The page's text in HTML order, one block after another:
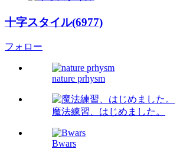
十字スタイル(6977)
フォロー
nature prhysm
魔法練習、はじめました。
Bwars